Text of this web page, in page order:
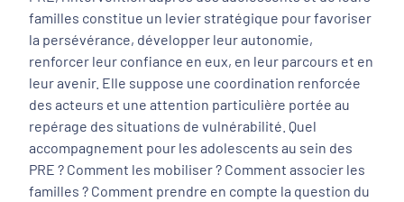
familles constitue un levier stratégique pour favoriser
la persévérance, développer leur autonomie,
renforcer leur confiance en eux, en leur parcours et en
leur avenir. Elle suppose une coordination renforcée
des acteurs et une attention particulière portée au
repérage des situations de vulnérabilité. Quel
accompagnement pour les adolescents au sein des
PRE ? Comment les mobiliser ? Comment associer les
familles ? Comment prendre en compte la question du